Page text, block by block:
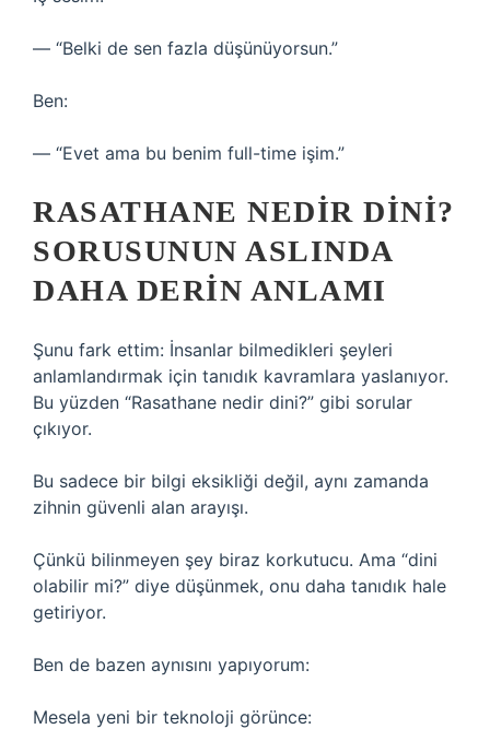
— “Belki de sen fazla düşünüyorsun.”
Ben:
— “Evet ama bu benim full-time işim.”
RASATHANE NEDIR DINI?
SORUSUNUN ASLINDA
DAHA DERIN ANLAMI
Şunu fark ettim: İnsanlar bilmedikleri şeyleri
anlamlandırmak için tanıdık kavramlara yaslanıyor.
Bu yüzden “Rasathane nedir dini?” gibi sorular
çıkıyor.
Bu sadece bir bilgi eksikliği değil, aynı zamanda
zihnin güvenli alan arayışı.
Çünkü bilinmeyen şey biraz korkutucu. Ama “dini
olabilir mi?” diye düşünmek, onu daha tanıdık hale
getiriyor.
Ben de bazen aynısını yapıyorum:
Mesela yeni bir teknoloji görünce: